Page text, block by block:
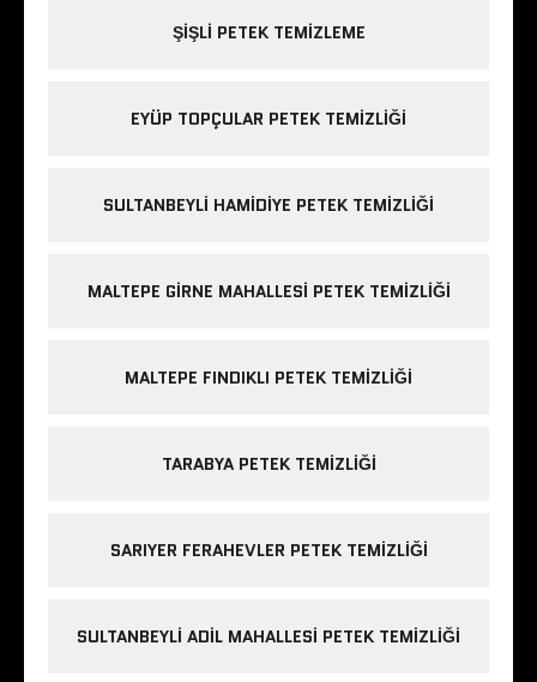
ŞIŞLI PETEK TEMIZLEME
EYÜP TOPÇULAR PETEK TEMIZLIĞI
SULTANBEYLI HAMIDIYE PETEK TEMIZLIĞI
MALTEPE GIRNE MAHALLESI PETEK TEMIZLIĞI
MALTEPE FINDIKLI PETEK TEMIZLIĞI
TARABYA PETEK TEMIZLIĞI
SARIYER FERAHEVLER PETEK TEMIZLIĞI
SULTANBEYLI ADIL MAHALLESI PETEK TEMIZLIĞI